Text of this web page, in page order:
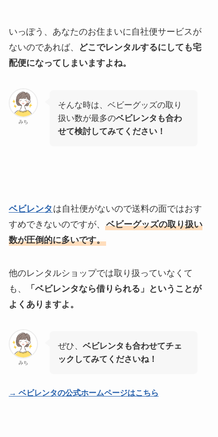
いっぽう、あなたのお住まいに自社便サービスが
ないのであれば、
どこでレンタルするにしても宅
配便になってしまいますよね。
みち
そんな時は、ベビーグッズの取り
扱い数が最多のベビレンタも合わ
せて検討してみてください！
ベビレンタ は自社便がないので送料の面ではおす
すめできないのですが、 ベビーグッズの取り扱い
数が圧倒的に多いです。
他のレンタルショップでは取り扱っていなくて
も、
「ベビレンタなら借りられる」ということが
よくありますよ。
みち
ぜひ、 ベビレンタも合わせてチェ
ックしてみてくださいね！
→ ベビレンタの公式ホームページはこちら